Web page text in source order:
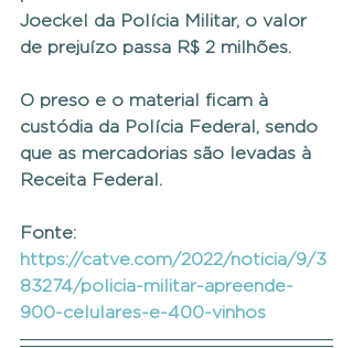
Joeckel da Polícia Militar, o valor
de prejuízo passa R$ 2 milhões.
O preso e o material ficam à
custódia da Polícia Federal, sendo
que as mercadorias são levadas à
Receita Federal.
Fonte:
https://catve.com/2022/noticia/9/3
83274/policia-militar-apreende-
900-celulares-e-400-vinhos